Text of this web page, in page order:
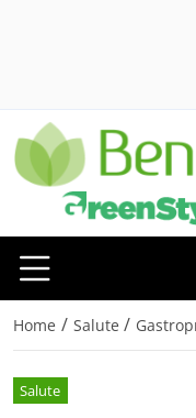
Home / Salute /
Salute